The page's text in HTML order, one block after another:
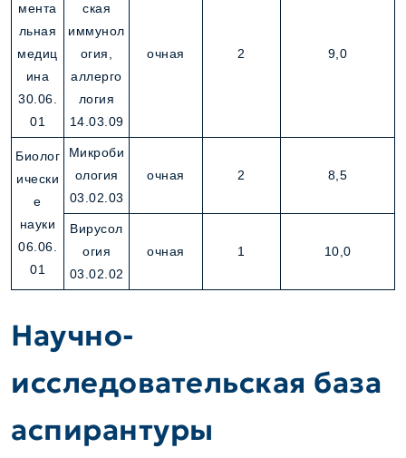
мента
льная
медиц
ина
30.06.
01
ская
иммунол
огия,
аллерго
логия
14.03.09
очная 2 9,0
Биолог
ически
е
науки
06.06.
01
Микроби
ология
03.02.03
очная 2 8,5
Вирусол
огия
03.02.02
очная 1 10,0
Научно-
исследовательская база
аспирантуры